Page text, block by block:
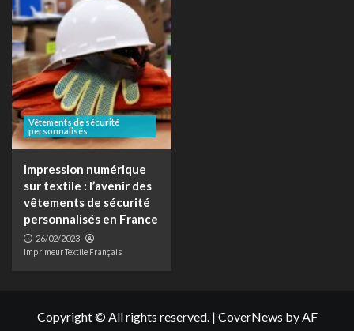
Vêtements de sécurité
personnalisés
Impression numérique
sur textile : l’avenir des
vêtements de sécurité
personnalisés en France
26/02/2023
Imprimeur Textile Français
Copyright © All rights reserved. | CoverNews by AF